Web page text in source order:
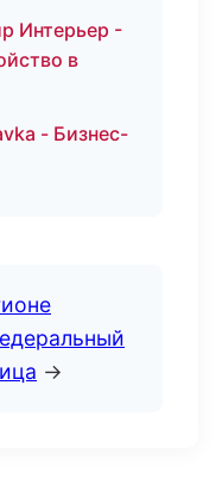
Интерьер -
в
- Бизнес-
→